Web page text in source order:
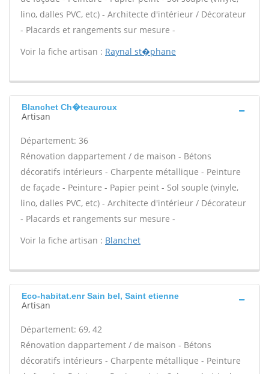
lino, dalles PVC, etc) - Architecte d'intérieur / Décorateur
- Placards et rangements sur mesure -
Voir la fiche artisan : Raynal st�phane
Blanchet Ch�teauroux
Artisan
Département: 36
Rénovation dappartement / de maison - Bétons
décoratifs intérieurs - Charpente métallique - Peinture
de façade - Peinture - Papier peint - Sol souple (vinyle,
lino, dalles PVC, etc) - Architecte d'intérieur / Décorateur
- Placards et rangements sur mesure -
Voir la fiche artisan : Blanchet
Eco-habitat.enr Sain bel, Saint etienne
Artisan
Département: 69, 42
Rénovation dappartement / de maison - Bétons
décoratifs intérieurs - Charpente métallique - Peinture